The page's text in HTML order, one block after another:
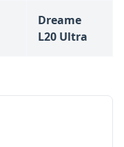
Dreame
L20 Ultra